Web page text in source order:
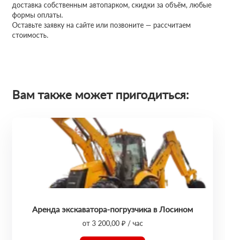
доставка собственным автопарком, скидки за объём, любые
формы оплаты.
Оставьте заявку на сайте или позвоните — рассчитаем
стоимость.
Вам также может пригодиться:
Аренда экскаватора-погрузчика в Лосином
от 3 200,00 ₽ / час